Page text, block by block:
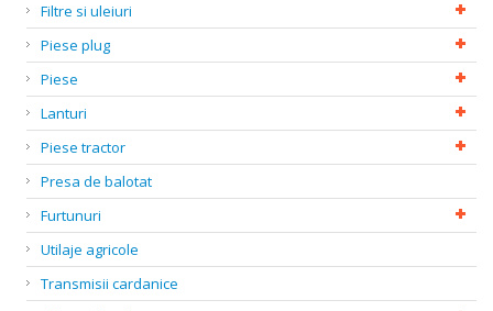
Filtre si uleiuri
Piese plug
Piese
Lanturi
Piese tractor
Presa de balotat
Furtunuri
Utilaje agricole
Transmisii cardanice